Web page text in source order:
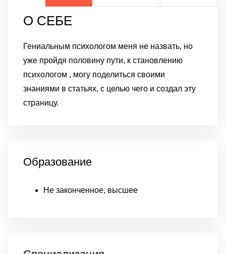
О СЕБЕ
Гениальным психологом меня не назвать, но
уже пройдя половину пути, к становлению
психологом , могу поделиться своими
знаниями в статьях, с целью чего и создал эту
страницу.
Образование
Не законченное, высшее